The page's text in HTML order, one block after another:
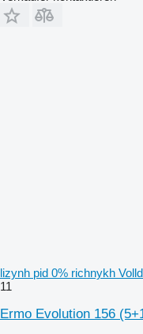
lizynh pid 0% richnykh
11
Ermo Evolution 156